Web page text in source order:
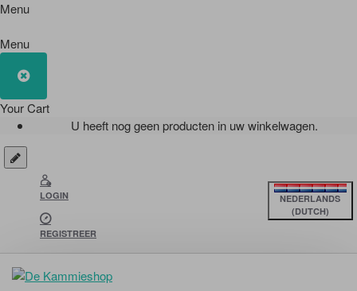
Menu
Menu
Your Cart
U heeft nog geen producten in uw winkelwagen.
LOGIN
REGISTREER
NEDERLANDS
(DUTCH)